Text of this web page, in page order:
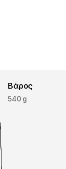
Βάρος
540 g